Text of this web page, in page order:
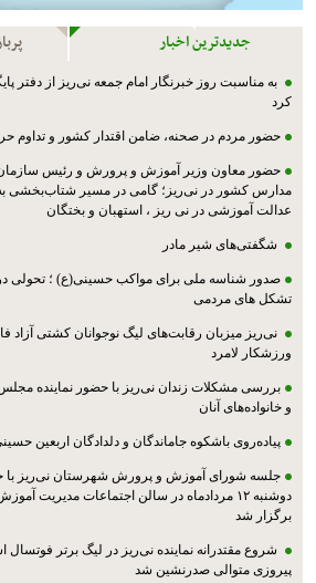
جدیدترین اخبار
به مناسبت روز خبرنگار امام جمعه نی‌ریز از دفتر
کرد
حضور مردم در صحنه، ضامن اقتدار کشور و تداوم
حضور معاون وزیر آموزش و پرورش و رئیس سازمان
مدارس کشور در نی‌ریز؛ گامی در مسیر شتاب‌بخشی
عدالت آموزشی در نی ریز ، استهبان و بختگان
شگفتی‌های شیر مادر
صدور شناسه ملی برای مواکب حسینی(ع) ؛ تحولی
تشکل های مردمی
نی‌ریز میزبان رقابت‌های لیگ نوجوانان کشتی
ورزشکار لامرد
بررسی مشکلات زندان نی‌ریز با حضور نماینده مجلس؛
و خانواده‌های آنان
پیاده‌روی باشکوه جاماندگان و دلدادگان اربعین
جلسه شورای آموزش و پرورش شهرستان نی‌ریز با
دوشنبه ۱۲ مردادماه در سالن اجتماعات
برگزار شد
شروع مقتدرانه نماینده نی‌ریز در لیگ برتر فوتسال
پیروزی متوالی صدرنشین شد